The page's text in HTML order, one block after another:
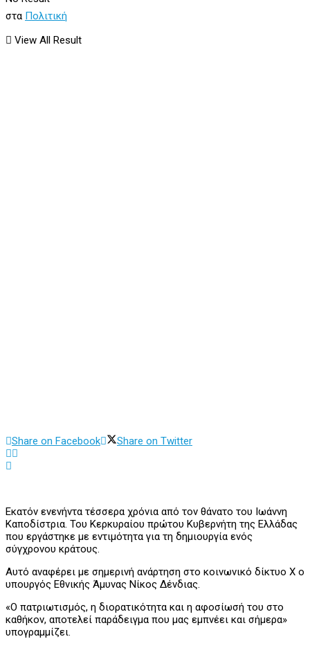
View All Result
στα Πολιτική
Share on Facebook Share on Twitter
Εκατόν ενενήντα τέσσερα χρόνια από τον θάνατο του Ιωάννη
Καποδίστρια. Του Κερκυραίου πρώτου Κυβερνήτη της Ελλάδας
που εργάστηκε με εντιμότητα για τη δημιουργία ενός
σύγχρονου κράτους.
Αυτό αναφέρει με σημερινή ανάρτηση στο κοινωνικό δίκτυο Χ ο
υπουργός Εθνικής Άμυνας Νίκος Δένδιας.
«Ο πατριωτισμός, η διορατικότητα και η αφοσίωσή του στο
καθήκον, αποτελεί παράδειγμα που μας εμπνέει και σήμερα»
υπογραμμίζει.